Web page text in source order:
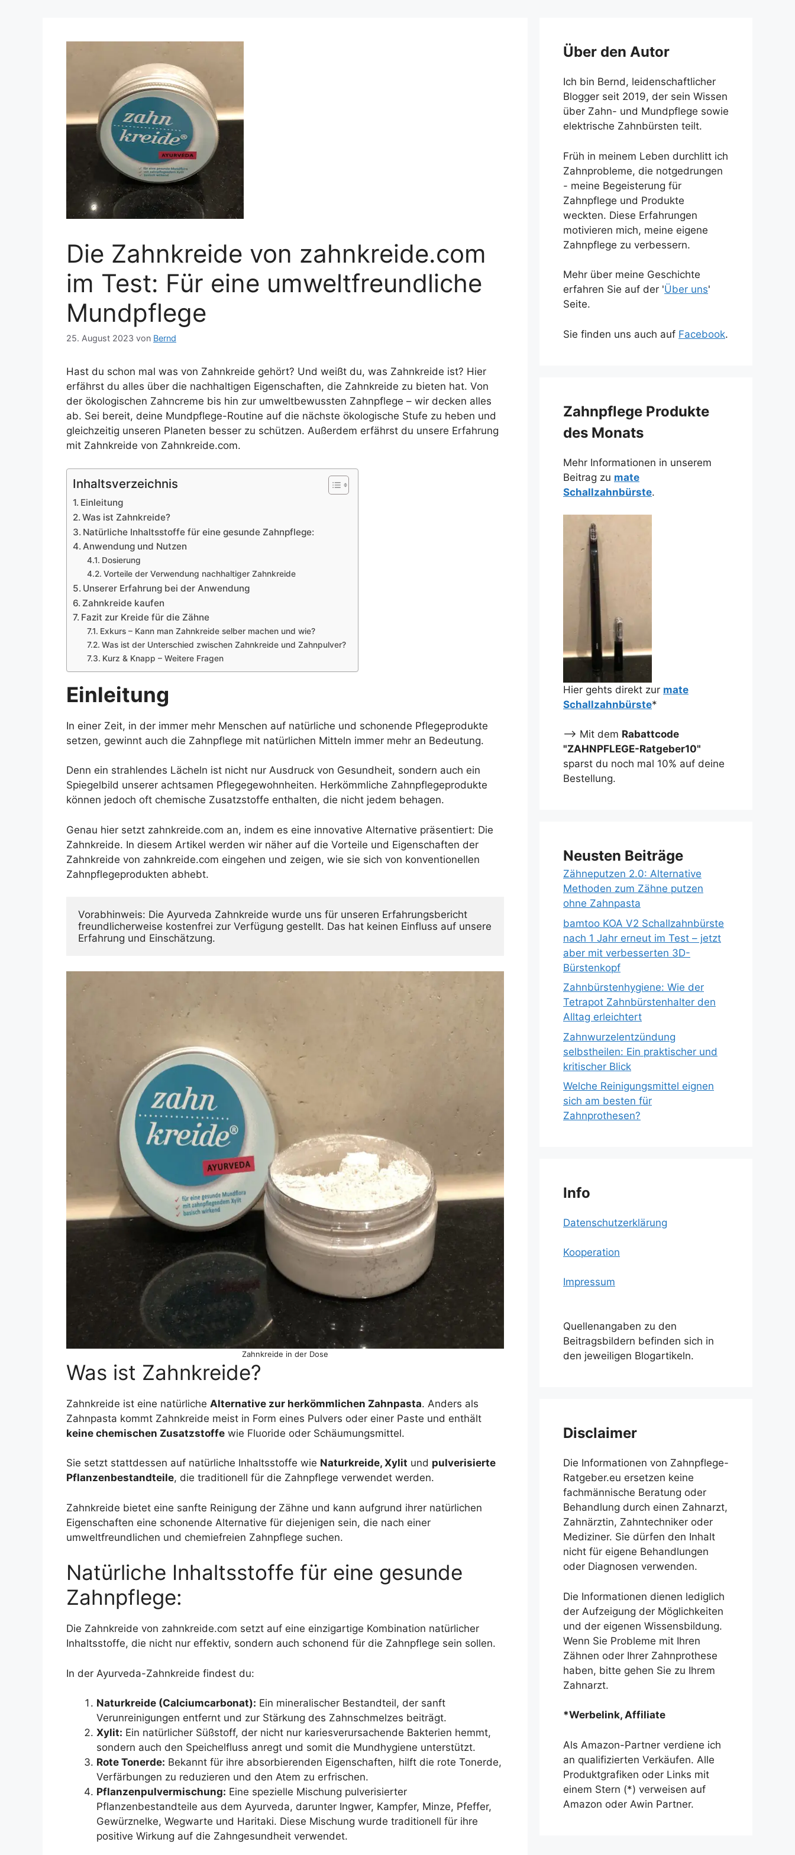
Die Zahnkreide von zahnkreide.com
im Test: Für eine umweltfreundliche
Mundpflege
25. August 2023 von Bernd
Hast du schon mal was von Zahnkreide gehört? Und weißt du, was Zahnkreide ist? Hier
erfährst du alles über die nachhaltigen Eigenschaften, die Zahnkreide zu bieten hat. Von
der ökologischen Zahncreme bis hin zur umweltbewussten Zahnpflege – wir decken alles
ab. Sei bereit, deine Mundpflege-Routine auf die nächste ökologische Stufe zu heben und
gleichzeitig unseren Planeten besser zu schützen. Außerdem erfährst du unsere Erfahrung
mit Zahnkreide von Zahnkreide.com.
Inhaltsverzeichnis
Einleitung
Was ist Zahnkreide?
Natürliche Inhaltsstoffe für eine gesunde Zahnpflege:
Anwendung und Nutzen
Dosierung
Vorteile der Verwendung nachhaltiger Zahnkreide
Unserer Erfahrung bei der Anwendung
Zahnkreide kaufen
Fazit zur Kreide für die Zähne
Exkurs – Kann man Zahnkreide selber machen und wie?
Was ist der Unterschied zwischen Zahnkreide und Zahnpulver?
Kurz & Knapp – Weitere Fragen
Einleitung
In einer Zeit, in der immer mehr Menschen auf natürliche und schonende Pflegeprodukte
setzen, gewinnt auch die Zahnpflege mit natürlichen Mitteln immer mehr an Bedeutung.
Denn ein strahlendes Lächeln ist nicht nur Ausdruck von Gesundheit, sondern auch ein
Spiegelbild unserer achtsamen Pflegegewohnheiten. Herkömmliche Zahnpflegeprodukte
können jedoch oft chemische Zusatzstoffe enthalten, die nicht jedem behagen.
Genau hier setzt zahnkreide.com an, indem es eine innovative Alternative präsentiert: Die
Zahnkreide. In diesem Artikel werden wir näher auf die Vorteile und Eigenschaften der
Zahnkreide von zahnkreide.com eingehen und zeigen, wie sie sich von konventionellen
Zahnpflegeprodukten abhebt.
Vorabhinweis: Die Ayurveda Zahnkreide wurde uns für unseren Erfahrungsbericht
freundlicherweise kostenfrei zur Verfügung gestellt. Das hat keinen Einfluss auf unsere
Erfahrung und Einschätzung.
Zahnkreide in der Dose
Was ist Zahnkreide?
Zahnkreide ist eine natürliche Alternative zur herkömmlichen Zahnpasta. Anders als
Zahnpasta kommt Zahnkreide meist in Form eines Pulvers oder einer Paste und enthält
keine chemischen Zusatzstoffe wie Fluoride oder Schäumungsmittel.
Sie setzt stattdessen auf natürliche Inhaltsstoffe wie Naturkreide, Xylit und pulverisierte
Pflanzenbestandteile, die traditionell für die Zahnpflege verwendet werden.
Zahnkreide bietet eine sanfte Reinigung der Zähne und kann aufgrund ihrer natürlichen
Eigenschaften eine schonende Alternative für diejenigen sein, die nach einer
umweltfreundlichen und chemiefreien Zahnpflege suchen.
Natürliche Inhaltsstoffe für eine gesunde
Zahnpflege:
Die Zahnkreide von zahnkreide.com setzt auf eine einzigartige Kombination natürlicher
Inhaltsstoffe, die nicht nur effektiv, sondern auch schonend für die Zahnpflege sein sollen.
In der Ayurveda-Zahnkreide findest du:
Naturkreide (Calciumcarbonat): Ein mineralischer Bestandteil, der sanft
Verunreinigungen entfernt und zur Stärkung des Zahnschmelzes beiträgt.
Xylit: Ein natürlicher Süßstoff, der nicht nur kariesverursachende Bakterien hemmt,
sondern auch den Speichelfluss anregt und somit die Mundhygiene unterstützt.
Rote Tonerde: Bekannt für ihre absorbierenden Eigenschaften, hilft die rote Tonerde,
Verfärbungen zu reduzieren und den Atem zu erfrischen.
Pflanzenpulvermischung: Eine spezielle Mischung pulverisierter
Pflanzenbestandteile aus dem Ayurveda, darunter Ingwer, Kampfer, Minze, Pfeffer,
Gewürznelke, Wegwarte und Haritaki. Diese Mischung wurde traditionell für ihre
positive Wirkung auf die Zahngesundheit verwendet.
Über den Autor
Ich bin Bernd, leidenschaftlicher
Blogger seit 2019, der sein Wissen
über Zahn- und Mundpflege sowie
elektrische Zahnbürsten teilt.
Früh in meinem Leben durchlitt ich
Zahnprobleme, die notgedrungen
- meine Begeisterung für
Zahnpflege und Produkte
weckten. Diese Erfahrungen
motivieren mich, meine eigene
Zahnpflege zu verbessern.
Mehr über meine Geschichte
erfahren Sie auf der 'Über uns'
Seite.
Sie finden uns auch auf Facebook.
Zahnpflege Produkte
des Monats
Mehr Informationen in unserem
Beitrag zu mate
Schallzahnbürste.
Hier gehts direkt zur mate
Schallzahnbürste*
--> Mit dem Rabattcode
"ZAHNPFLEGE-Ratgeber10"
sparst du noch mal 10% auf deine
Bestellung.
Neusten Beiträge
Zähneputzen 2.0: Alternative
Methoden zum Zähne putzen
ohne Zahnpasta
bamtoo KOA V2 Schallzahnbürste
nach 1 Jahr erneut im Test – jetzt
aber mit verbesserten 3D-
Bürstenkopf
Zahnbürstenhygiene: Wie der
Tetrapot Zahnbürstenhalter den
Alltag erleichtert
Zahnwurzelentzündung
selbstheilen: Ein praktischer und
kritischer Blick
Welche Reinigungsmittel eignen
sich am besten für
Zahnprothesen?
Info
Datenschutzerklärung
Kooperation
Impressum
Quellenangaben zu den
Beitragsbildern befinden sich in
den jeweiligen Blogartikeln.
Disclaimer
Die Informationen von Zahnpflege-
Ratgeber.eu ersetzen keine
fachmännische Beratung oder
Behandlung durch einen Zahnarzt,
Zahnärztin, Zahntechniker oder
Mediziner. Sie dürfen den Inhalt
nicht für eigene Behandlungen
oder Diagnosen verwenden.
Die Informationen dienen lediglich
der Aufzeigung der Möglichkeiten
und der eigenen Wissensbildung.
Wenn Sie Probleme mit Ihren
Zähnen oder Ihrer Zahnprothese
haben, bitte gehen Sie zu Ihrem
Zahnarzt.
*Werbelink, Affiliate
Als Amazon-Partner verdiene ich
an qualifizierten Verkäufen. Alle
Produktgrafiken oder Links mit
einem Stern (*) verweisen auf
Amazon oder Awin Partner.